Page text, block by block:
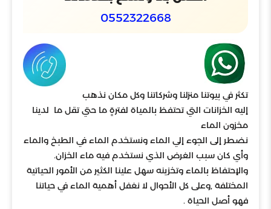
0552322668
تكثر في بيوتنا منزلنا وشركاتنا وكل مكان نذهب
إليه الخزانات التي تحتفظ بالمياة لفترةٍ ما حتي تقل ما لدينا
مخزون الماء
نضطر إلى الجوء إلي الماء ونستخدم الماء في الطبخ والماء
وأي كان سبب الغرض الذي نستخدم فيه ماء الخزان.
والإحتفاظ بالماء وتخزينه سهل علينا الكثير من الأمور الحياتية
المختلفة ,وعلى كل الأحوال لا نغفل أهمية الماء في حياتنا
فهو أصل الحياة .